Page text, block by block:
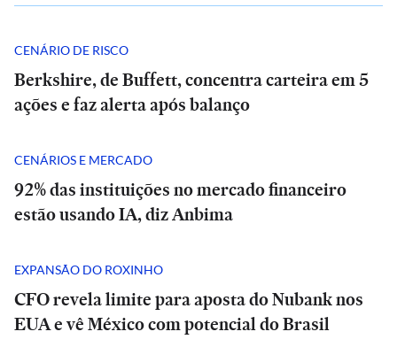
CENÁRIO DE RISCO
Berkshire, de Buffett, concentra carteira em 5
ações e faz alerta após balanço
CENÁRIOS E MERCADO
92% das instituições no mercado financeiro
estão usando IA, diz Anbima
EXPANSÃO DO ROXINHO
CFO revela limite para aposta do Nubank nos
EUA e vê México com potencial do Brasil